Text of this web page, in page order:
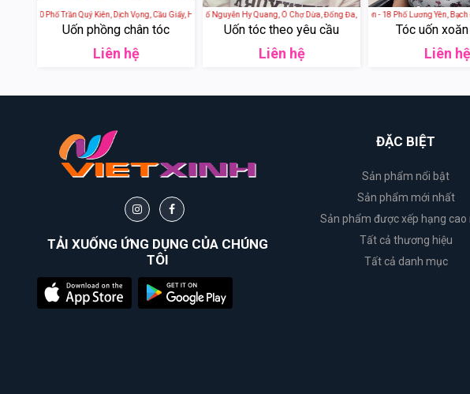
- 5/30 Phố Trần Quý Kiên, Dịch Vọng, Cầu Giấy, Hà Nội, Việt Nam
Uốn phồng chân tóc
Liên hệ
SooIn Hair Salon - 98 Phố Nguyễn Hy Quang, Ô Chợ Dừa, Đống Đa, Hà Nội, Việt Nam
Uốn tóc theo yêu cầu
Liên hệ
Helios Hair Beauty Salon - 18 Phố Lương Yên, Bạch
Tóc uốn
Liên hệ
Stefano
TẢI XUỐNG ỨNG DỤNG CỦA CHÚNG
TÔI
ĐẶC BIỆT
Sản phẩm nổi bật
Sản phẩm mới nhất
Sản phẩm được xếp hạng cao
Tất cả thương hiệu
Tất cả danh mục